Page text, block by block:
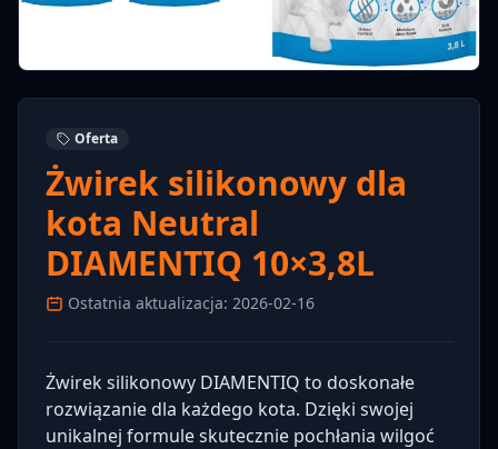
Oferta
Żwirek silikonowy dla
kota Neutral
DIAMENTIQ 10×3,8L
Ostatnia aktualizacja: 2026-02-16
Żwirek silikonowy DIAMENTIQ to doskonałe
rozwiązanie dla każdego kota. Dzięki swojej
unikalnej formule skutecznie pochłania wilgoć